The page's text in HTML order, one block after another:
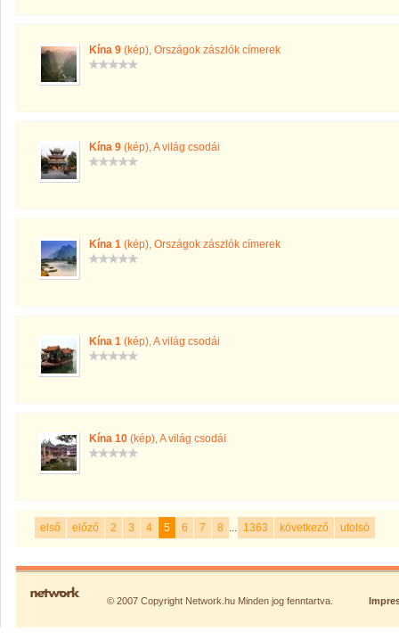
Kína 9 (kép), Országok zászlók címerek
Kína 9 (kép),A világ csodái
Kína 1 (kép), Országok zászlók címerek
Kína 1 (kép),A világ csodái
Kína 10 (kép),A világ csodái
első előző 2 3 4 5 6 7 8 ... 1363 következő utolsó
© 2007 Copyright Network.hu Minden jog fenntartva.